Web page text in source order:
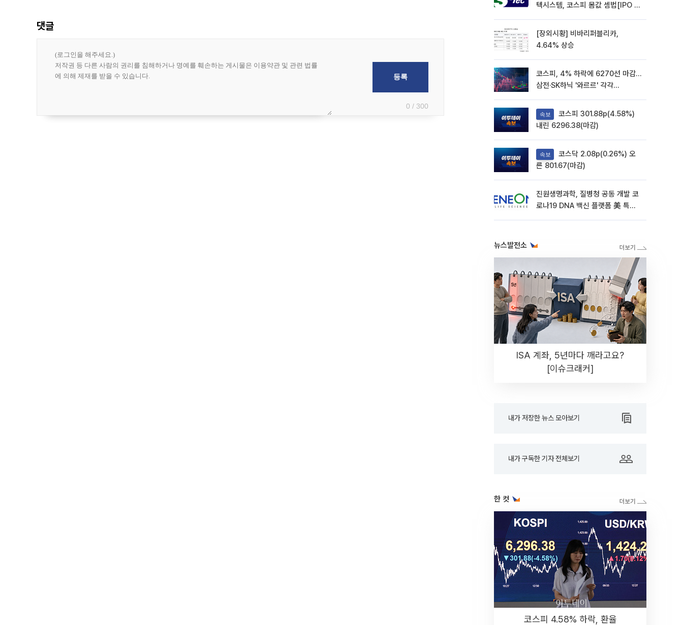
댓글
0 / 300
텍시스템, 코스피 몸값 셈법[IPO 엑
[장외시황] 비바리퍼블리카,
4.64% 상승
코스피, 4% 하락에 6270선 마감…
삼전·SK하닉 '와르르' 각각
속보
내린 6296.38(마감)
속보
른 801.67(마감)
진원생명과학, 질병청 공동 개발 코
로나19 DNA 백신 플랫폼 美 특허
뉴스발전소
ISA 계좌, 5년마다 깨라고요?
[이슈크래커]
내가 저장한 뉴스 모아보기
내가 구독한 기자 전체보기
한 컷
코스피 4.58% 하락, 환율